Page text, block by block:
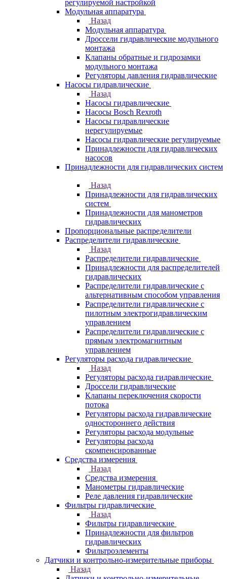
регулируемой настройкой
Модульная аппаратура
Назад
Модульная аппаратура
Дроссели гидравлические модульного
монтажа
Клапаны обратные и гидрозамки
модульного монтажа
Регуляторы давления гидравлические
Насосы гидравлические
Назад
Насосы гидравлические
Насосы Bosch Rexroth
Насосы гидравлические
нерегулируемые
Насосы гидравлические регулируемые
Принадлежности для гидравлических
насосов
Принадлежности для гидравлических систем
Назад
Принадлежности для гидравлических
систем
Принадлежности для манометров
гидравлических
Пропорциональные распределители
Распределители гидравлические
Назад
Распределители гидравлические
Принадлежности для распределителей
гидравлических
Распределители гидравлические с
альтернативным способом управления
Распределители гидравлические с
пилотным электрогидравлическим
управлением
Распределители гидравлические с
прямым электромагнитным
управлением
Регуляторы расхода гидравлические
Назад
Регуляторы расхода гидравлические
Дроссели гидравлические
Клапаны переключения скорости
потока
Регуляторы расхода гидравлические
одностороннего действия
Регуляторы расхода модульные
Регуляторы расхода
скомпенсированные
Средства измерения
Назад
Средства измерения
Манометры гидравлические
Реле давления гидравлические
Фильтры гидравлические
Назад
Фильтры гидравлические
Принадлежности для фильтров
гидравлических
Фильтроэлементы
Датчики и контрольно-измерительные приборы
Назад